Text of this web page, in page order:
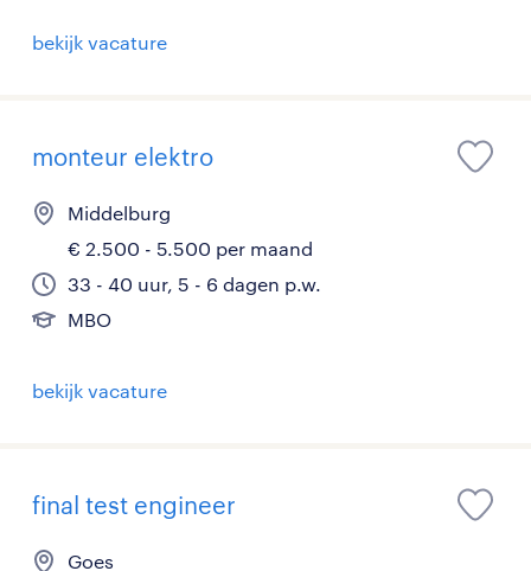
bekijk vacature
monteur elektro
Middelburg
€ 2.500 - 5.500 per maand
33 - 40 uur, 5 - 6 dagen p.w.
MBO
bekijk vacature
final test engineer
Goes